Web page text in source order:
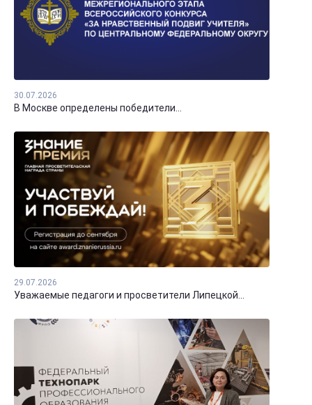
30.07.2026
В Москве определены победители...
29.07.2026
Уважаемые педагоги и просветители Липецкой...